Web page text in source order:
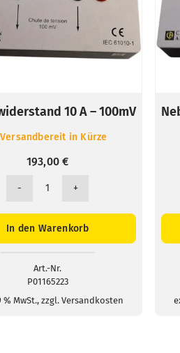
10 A – 100mV
Versandbereit in Kürze
193,00€
Nebenwiderstand
A
Menge
In den Warenkorb
Art.-Nr.
P01165223
% MwSt., zzgl. Versandkosten